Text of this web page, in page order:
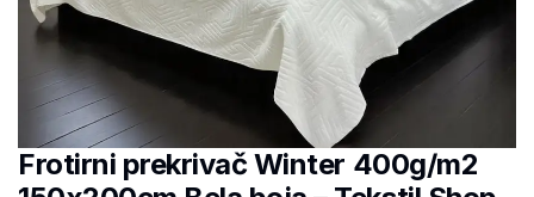
Frotirni prekrivač Winter 400g/m2